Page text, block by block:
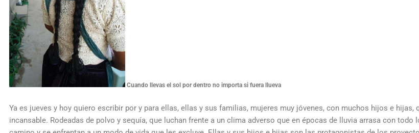
Cuando llevas el sol por dentro no importa si fuera llueva
Ya es jueves y hoy quiero escribir por y para ellas, ellas y sus familias, mujeres muy jóvenes, con muchos hijos e hijas,
incansable. Rodeadas de polvo y sequía, que luchan frente a un clima adverso que en épocas de lluvia arrasa con todo